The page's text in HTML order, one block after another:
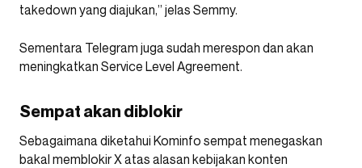
takedown yang diajukan,” jelas Semmy.
Sementara Telegram juga sudah merespon dan akan
meningkatkan Service Level Agreement.
Sempat akan diblokir
Sebagaimana diketahui Kominfo sempat menegaskan
bakal memblokir X atas alasan kebijakan konten